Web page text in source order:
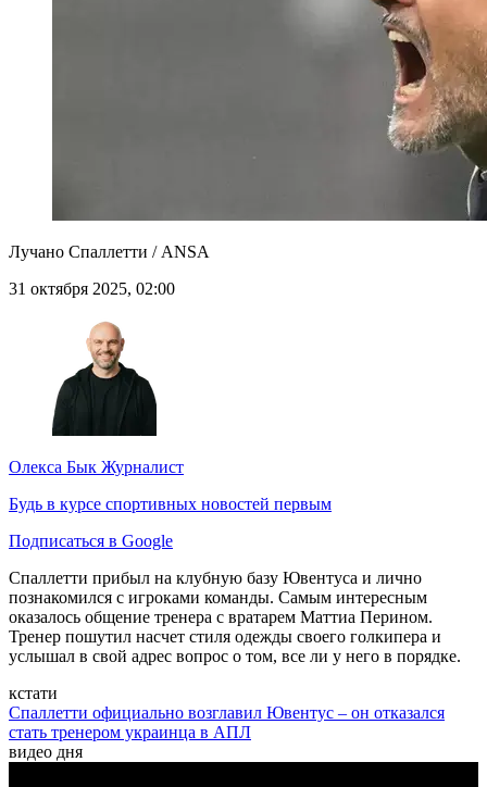
Лучано Спаллетти / ANSA
31 октября 2025, 02:00
Олекса Бык Журналист
Будь в курсе спортивных новостей первым
Подписаться в Google
Спаллетти прибыл на клубную базу Ювентуса и лично
познакомился с игроками команды. Самым интересным
оказалось общение тренера с вратарем Маттиа Перином.
Тренер пошутил насчет стиля одежды своего голкипера и
услышал в свой адрес вопрос о том, все ли у него в порядке.
кстати
Спаллетти официально возглавил Ювентус – он отказался
стать тренером украинца в АПЛ
видео дня